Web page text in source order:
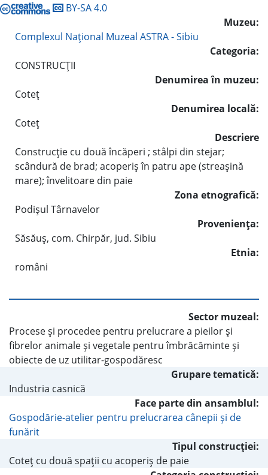
BY-SA 4.0
Muzeu:
Complexul Naţional Muzeal ASTRA - Sibiu
Categoria:
CONSTRUCŢII
Denumirea în muzeu:
Coteţ
Denumirea locală:
Coteţ
Descriere
Construcţie cu două încăperi ; stâlpi din stejar;
scândură de brad; acoperiş în patru ape (streaşină
mare); învelitoare din paie
Zona etnografică:
Podişul Târnavelor
Provenienţa:
Săsăuş, com. Chirpăr, jud. Sibiu
Etnia:
români
Sector muzeal:
Procese şi procedee pentru prelucrare a pieilor şi
fibrelor animale şi vegetale pentru îmbrăcăminte şi
obiecte de uz utilitar-gospodăresc
Grupare tematică:
Industria casnică
Face parte din ansamblul:
Gospodărie-atelier pentru prelucrarea cânepii şi de
funărit
Tipul construcţiei:
Coteţ cu două spaţii cu acoperiş de paie